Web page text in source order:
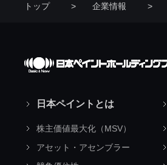
トップ 企業情報
日本ペイントとは
株主価値最大化（MSV）
アセット・アセンブラー